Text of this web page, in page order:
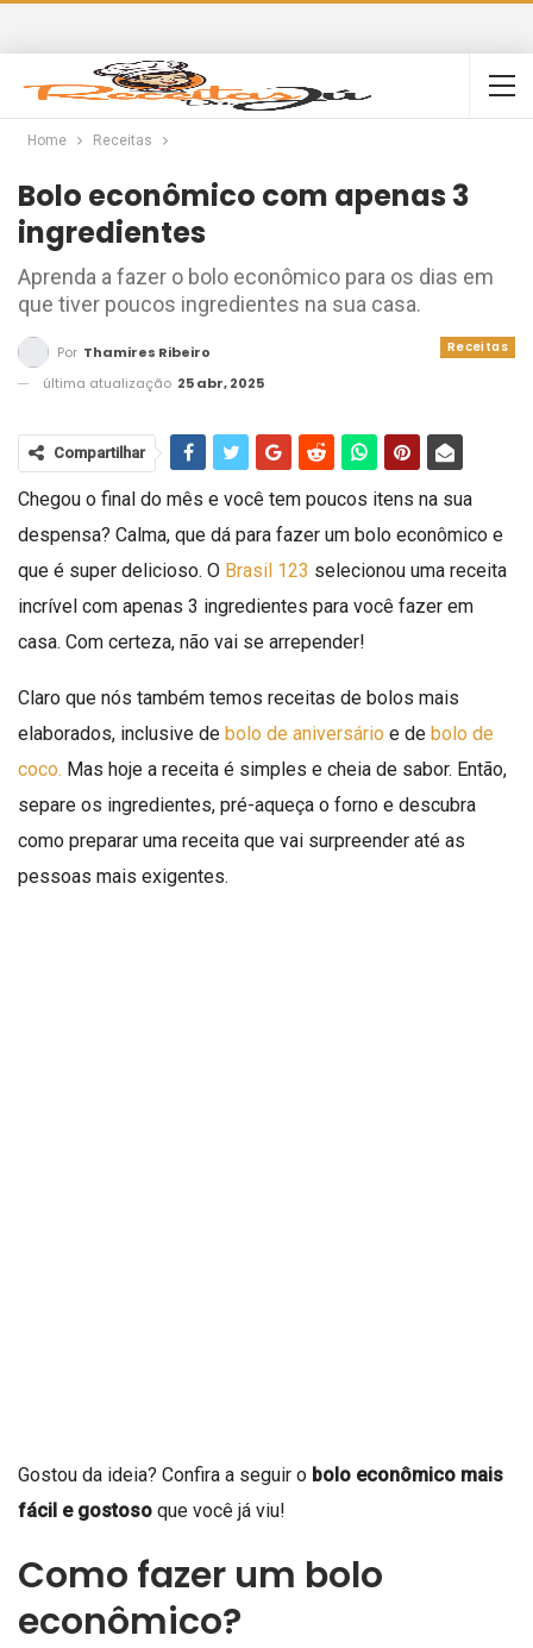
Home Receitas
Bolo econômico com apenas 3
ingredientes
Aprenda a fazer o bolo econômico para os dias em
que tiver poucos ingredientes na sua casa.
Receitas
Por Thamires Ribeiro
última atualização 25 abr, 2025
Compartilhar
Chegou o final do mês e você tem poucos itens na sua
despensa? Calma, que dá para fazer um bolo econômico e
que é super delicioso. O Brasil 123 selecionou uma receita
incrível com apenas 3 ingredientes para você fazer em
casa. Com certeza, não vai se arrepender!
Claro que nós também temos receitas de bolos mais
elaborados, inclusive de bolo de aniversário e de bolo de
coco. Mas hoje a receita é simples e cheia de sabor. Então,
separe os ingredientes, pré-aqueça o forno e descubra
como preparar uma receita que vai surpreender até as
pessoas mais exigentes.
Gostou da ideia? Confira a seguir o bolo econômico mais
fácil e gostoso que você já viu!
Como fazer um bolo
econômico?